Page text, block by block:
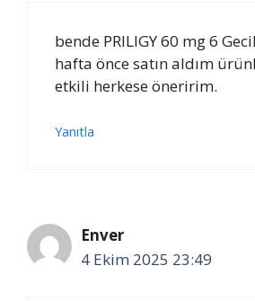
bende PRILIGY 60 mg 6
hafta önce satın aldım
etkili herkese öneririm.
Yanıtla
Enver
4 Ekim 2025 23:49